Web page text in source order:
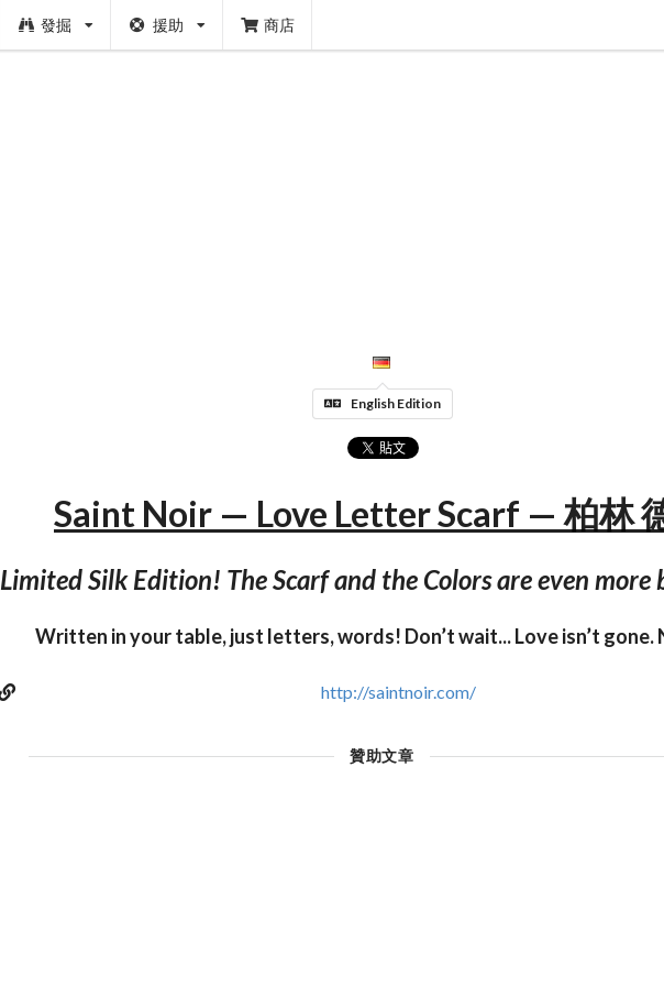
發掘 援助 商店
English Edition
Saint Noir — Love Letter Scarf — 柏林
Limited Silk Edition! The Scarf and the Colors are even
Written in your table, just letters, words! Don’t wait... Love isn’t gone.
http://saintnoir.com/
贊助文章